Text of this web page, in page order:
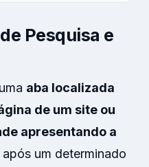
Pesquisa e
aba localizada
de um site ou
apresentando a
após um determinado